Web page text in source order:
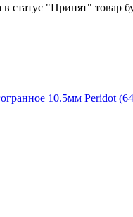
"Принят" товар
10.5мм Peridot